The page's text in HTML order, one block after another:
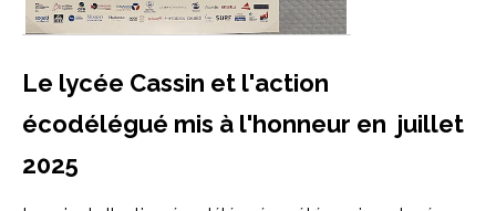
Le lycée Cassin et l'action
écodélégué mis à l'honneur en juillet
2025